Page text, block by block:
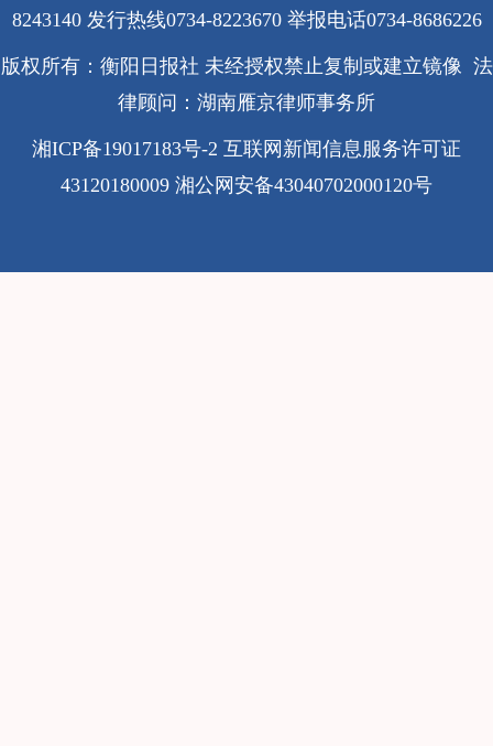
8243140 发行热线0734-8223670 举报电话0734-8686226
版权所有：衡阳日报社 未经授权禁止复制或建立镜像 法
律顾问：湖南雁京律师事务所
湘ICP备19017183号-2 互联网新闻信息服务许可证
43120180009 湘公网安备43040702000120号